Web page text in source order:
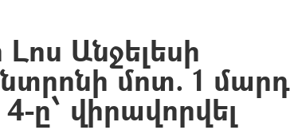
Անջելեսի
մոտ. 1 մարդ
ը՝ վիրավորվել